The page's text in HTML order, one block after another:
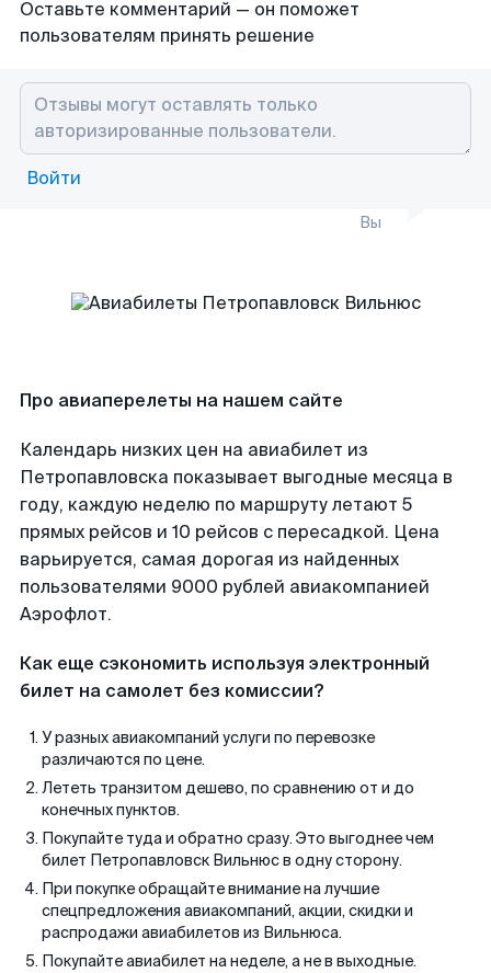
Оставьте комментарий — он поможет
пользователям принять решение
Войти
Вы
Про авиаперелеты на нашем сайте
Календарь низких цен на авиабилет из
Петропавловска показывает выгодные месяца в
году, каждую неделю по маршруту летают 5
прямых рейсов и 10 рейсов с пересадкой. Цена
варьируется, самая дорогая из найденных
пользователями 9000 рублей авиакомпанией
Аэрофлот.
Как еще сэкономить используя электронный
билет на самолет без комиссии?
У разных авиакомпаний услуги по перевозке
различаются по цене.
Лететь транзитом дешево, по сравнению от и до
конечных пунктов.
Покупайте туда и обратно сразу. Это выгоднее чем
билет Петропавловск Вильнюс в одну сторону.
При покупке обращайте внимание на лучшие
спецпредложения авиакомпаний, акции, скидки и
распродажи авиабилетов из Вильнюса.
Покупайте авиабилет на неделе, а не в выходные.